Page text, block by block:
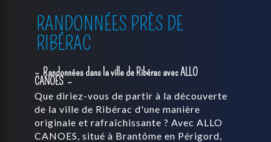
RANDONNÉES PRÈS DE
RIBÉRAC
Randonnées dans la ville de Ribérac avec ALLO
CANOES
Que diriez-vous de partir à la découverte
de la ville de Ribérac d'une manière
originale et rafraîchissante ? Avec ALLO
CANOES, situé à Brantôme en Périgord,